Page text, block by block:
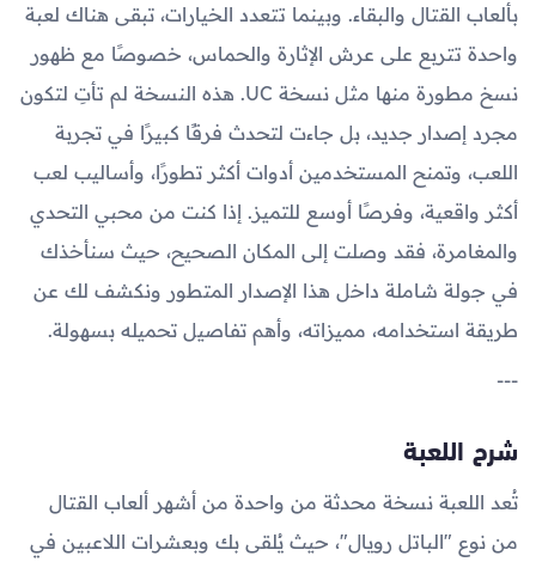
بألعاب القتال والبقاء. وبينما تتعدد الخيارات، تبقى هناك لعبة
واحدة تتربع على عرش الإثارة والحماس، خصوصًا مع ظهور
نسخ مطورة منها مثل نسخة UC. هذه النسخة لم تأتِ لتكون
مجرد إصدار جديد، بل جاءت لتحدث فرقًا كبيرًا في تجربة
اللعب، وتمنح المستخدمين أدوات أكثر تطورًا، وأساليب لعب
أكثر واقعية، وفرصًا أوسع للتميز. إذا كنت من محبي التحدي
والمغامرة، فقد وصلت إلى المكان الصحيح، حيث سنأخذك
في جولة شاملة داخل هذا الإصدار المتطور ونكشف لك عن
طريقة استخدامه، مميزاته، وأهم تفاصيل تحميله بسهولة.
---
شرح اللعبة
تُعد اللعبة نسخة محدثة من واحدة من أشهر ألعاب القتال
من نوع "الباتل رويال"، حيث يُلقى بك وبعشرات اللاعبين في